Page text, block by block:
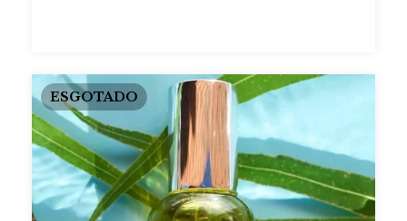
ESGOTADO